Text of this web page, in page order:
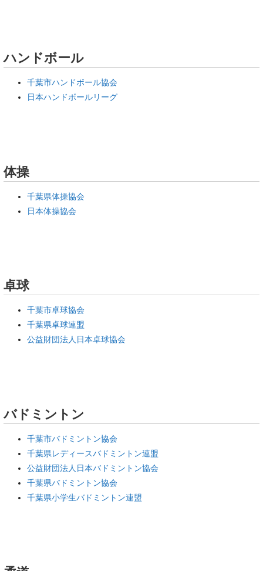
ハンドボール
千葉市ハンドボール協会
日本ハンドボールリーグ
体操
千葉県体操協会
日本体操協会
卓球
千葉市卓球協会
千葉県卓球連盟
公益財団法人日本卓球協会
バドミントン
千葉市バドミントン協会
千葉県レディースバドミントン連盟
公益財団法人日本バドミントン協会
千葉県バドミントン協会
千葉県小学生バドミントン連盟